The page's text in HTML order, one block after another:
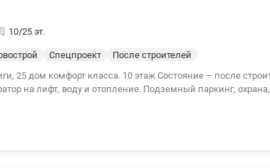
10/25 эт.
Спецпроект
После строителей
класса. 10 этаж Состояние – после строителей.
на лифт, воду и отопление. Подземный паркинг, охрана,